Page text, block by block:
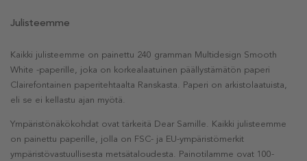
Julisteemme
Kaikki julisteemme on painettu 240 gramman Multidesign Smooth
White -paperille, joka on korkealaatuinen päällystämätön paperi
Clairefontainen paperitehtaalta Ranskasta. Paperi on arkistolaatuista,
eli se ei kellastu ajan myötä.
Ympäristönäkökohdat ovat tärkeitä Dear Samille. Kaikki julisteemme
on painettu paperille, jolla on FSC- ja EU-ympäristömerkit
ympäristövastuullisesta metsätaloudesta. Painotilamme ovat 100-